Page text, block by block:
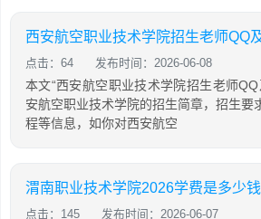
西安航空职业技术学院招生老师QQ
点击：64 发布时间：2026-06-08
本文“西安航空职业技术学院招生老师
安航空职业技术学院的招生简章，招生要
程等信息，如你对西安航空
渭南职业技术学院2026学费是多少
点击：145 发布时间：2026-06-07